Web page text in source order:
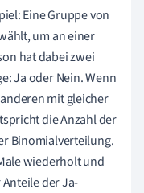
Eine Gruppe von
um an einer
hat dabei zwei
Ja oder Nein. Wenn
mit gleicher
die Anzahl der
Binomialverteilung.
wiederholt und
der Ja-